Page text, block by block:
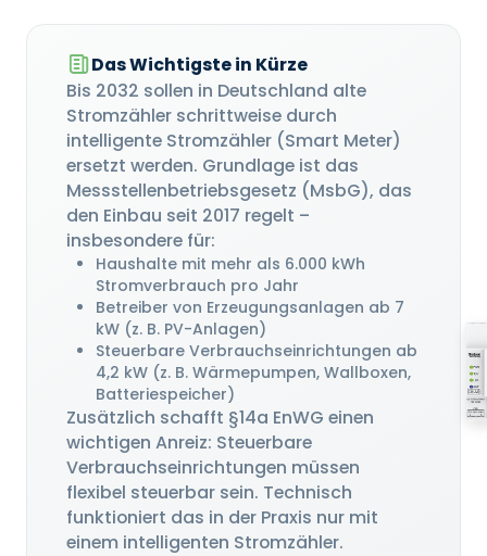
Das Wichtigste in Kürze
Bis 2032 sollen in Deutschland alte
Stromzähler schrittweise durch
intelligente Stromzähler (Smart Meter)
ersetzt werden. Grundlage ist das
Messstellenbetriebsgesetz (MsbG), das
den Einbau seit 2017 regelt –
insbesondere für:
Haushalte mit mehr als 6.000 kWh
Stromverbrauch pro Jahr
Betreiber von Erzeugungsanlagen ab 7
kW (z. B. PV-Anlagen)
Steuerbare Verbrauchseinrichtungen ab
4,2 kW (z. B. Wärmepumpen, Wallboxen,
Batteriespeicher)
Zusätzlich schafft §14a EnWG einen
wichtigen Anreiz: Steuerbare
Verbrauchseinrichtungen müssen
flexibel steuerbar sein. Technisch
funktioniert das in der Praxis nur mit
einem intelligenten Stromzähler.